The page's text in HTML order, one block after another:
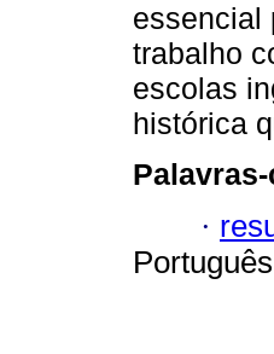
essencial
trabalho
escolas
histórica
·